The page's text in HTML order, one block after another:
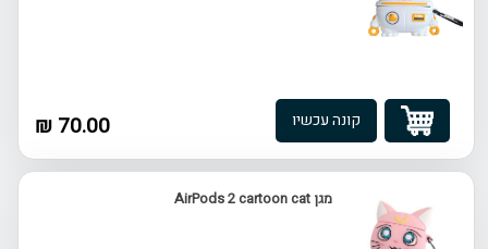
70.00 ₪ קונה עכשיו
מגן AirPods 2 cartoon cat